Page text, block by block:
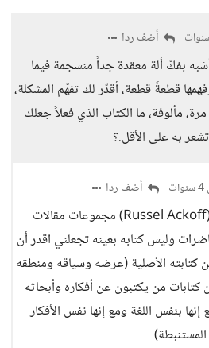
أضف ردا
بفكّ ألة معقدة جداً منسجمة فيما
قطعةً قطعة، أقدّر لك تفهّم المشكلة،
مألوفة، ما الكتاب الذي فعلاً جعلك
به على الأقل.؟
أضف ردا
كتابات راسل إكوف (Russel Ackoff) مجموعات مقالات
وليس كتابه بعينه تجعلني اقدر أن
كتابته الأصلية (عرضه وسياقه ومنطقه
من يكتبون عن أفكاره وأبحاثه
بنفس اللغة ومع إنها نفس الأفكار